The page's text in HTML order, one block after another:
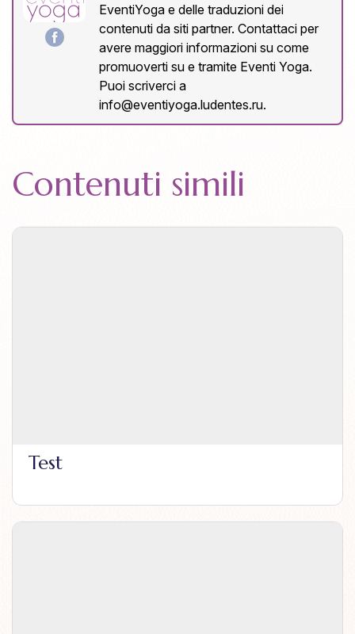
EventiYoga e delle traduzioni dei
contenuti da siti partner. Contattaci per
avere maggiori informazioni su come
promuoverti su e tramite Eventi Yoga.
Puoi scriverci a
info@eventiyoga.ludentes.ru.
Contenuti simili
Test